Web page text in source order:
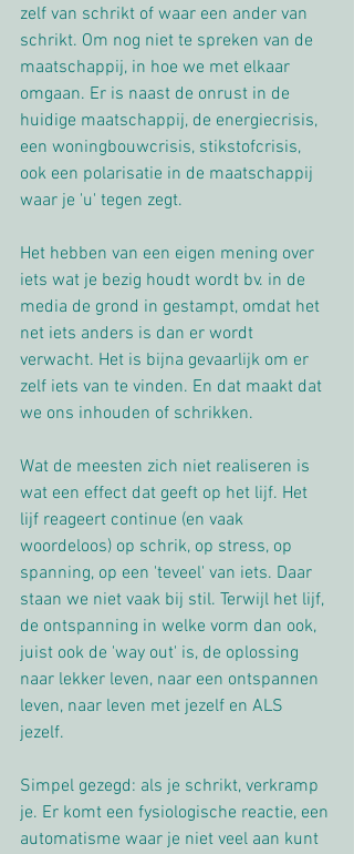
zelf van schrikt of waar een ander van
schrikt. Om nog niet te spreken van de
maatschappij, in hoe we met elkaar
omgaan. Er is naast de onrust in de
huidige maatschappij, de energiecrisis,
een woningbouwcrisis, stikstofcrisis,
ook een polarisatie in de maatschappij
waar je 'u' tegen zegt.
Het hebben van een eigen mening over
iets wat je bezig houdt wordt bv. in de
media de grond in gestampt, omdat het
net iets anders is dan er wordt
verwacht. Het is bijna gevaarlijk om er
zelf iets van te vinden. En dat maakt dat
we ons inhouden of schrikken.
Wat de meesten zich niet realiseren is
wat een effect dat geeft op het lijf. Het
lijf reageert continue (en vaak
woordeloos) op schrik, op stress, op
spanning, op een 'teveel' van iets. Daar
staan we niet vaak bij stil. Terwijl het lijf,
de ontspanning in welke vorm dan ook,
juist ook de 'way out' is, de oplossing
naar lekker leven, naar een ontspannen
leven, naar leven met jezelf en ALS
jezelf.
Simpel gezegd: als je schrikt, verkramp
je. Er komt een fysiologische reactie, een
automatisme waar je niet veel aan kunt